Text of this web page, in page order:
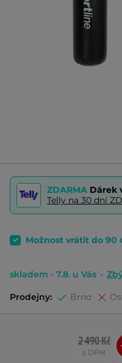
ZDARMA Dárek
Telly na 30 dní
Možnost vrátit do 90
skladem - 7.8. u Vás -
Prodejny: Brno
2 490 Kč
s DPH